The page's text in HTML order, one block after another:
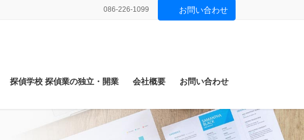
086-226-1099 お問い合わせ
探偵学校 探偵業の独立・開業 会社概要 お問い合わせ